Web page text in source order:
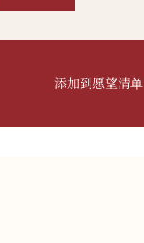
添加到愿望清单